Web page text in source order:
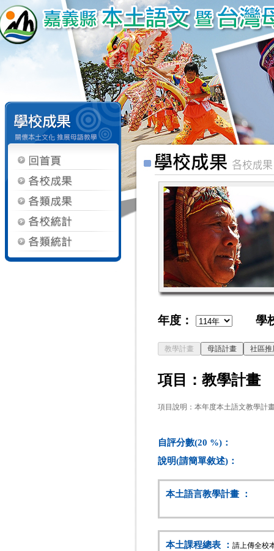
年度： 學
項目：教學計畫
項目說明：本年度本土語文教學計
自評分數(20 %)：
說明(請簡單敘述)：
本土語言教學計畫 ：
本土課程總表 ： 請上傳全校